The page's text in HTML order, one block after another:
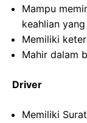
Mampu
keahlian
Memiliki
Mahir dalam
Driver
Memiliki